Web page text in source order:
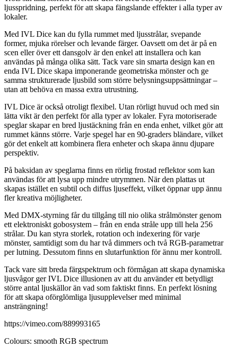
ljusspridning, perfekt för att skapa fängslande effekter i alla typer av
lokaler.
Med IVL Dice kan du fylla rummet med ljusstrålar, svepande
former, mjuka rörelser och levande färger. Oavsett om det är på en
scen eller över ett dansgolv är den enkel att installera och kan
användas på många olika sätt. Tack vare sin smarta design kan en
enda IVL Dice skapa imponerande geometriska mönster och ge
samma strukturerade ljusbild som större belysningsuppsättningar –
utan att behöva en massa extra utrustning.
IVL Dice är också otroligt flexibel. Utan rörligt huvud och med sin
lätta vikt är den perfekt för alla typer av lokaler. Fyra motoriserade
speglar skapar en bred ljustäckning från en enda enhet, vilket gör att
rummet känns större. Varje spegel har en 90-graders bländare, vilket
gör det enkelt att kombinera flera enheter och skapa ännu djupare
perspektiv.
På baksidan av speglarna finns en rörlig frostad reflektor som kan
användas för att lysa upp mindre utrymmen. När den plattas ut
skapas istället en subtil och diffus ljuseffekt, vilket öppnar upp ännu
fler kreativa möjligheter.
Med DMX-styrning får du tillgång till nio olika strålmönster genom
ett elektroniskt gobosystem – från en enda stråle upp till hela 256
strålar. Du kan styra storlek, rotation och indexering för varje
mönster, samtidigt som du har två dimmers och två RGB-parametrar
per lutning. Dessutom finns en slutarfunktion för ännu mer kontroll.
Tack vare sitt breda färgspektrum och förmågan att skapa dynamiska
ljusvågor ger IVL Dice illusionen av att du använder ett betydligt
större antal ljuskällor än vad som faktiskt finns. En perfekt lösning
för att skapa oförglömliga ljusupplevelser med minimal
ansträngning!
https://vimeo.com/889993165
Colours: smooth RGB spectrum